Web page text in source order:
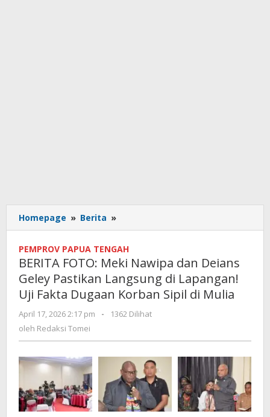
Homepage » Berita »
FOTO:
Nawipa
dan
Deians
Geley
Langsung
Lapangan!
Uji
Fakta
Dugaan
Korban
Sipil
PEMPROV PAPUA TENGAH
BERITA FOTO: Meki Nawipa dan Deians
Geley Pastikan Langsung di Lapangan!
Uji Fakta Dugaan Korban Sipil di Mulia
April 17, 2026 2:17 pm
oleh
-
1362 Dilihat
oleh Redaksi Tomei